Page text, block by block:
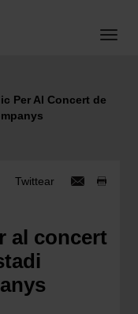
Per Al Concert de
Twittear
al concert